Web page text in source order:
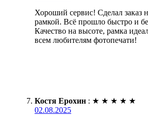
Хороший сервис! Сделал заказ
рамкой. Всё прошло быстро и
Качество на высоте, рамка
всем любителям фотопечати!
Костя Ерохин : ★ ★ ★ ★ ★
02.08.2025